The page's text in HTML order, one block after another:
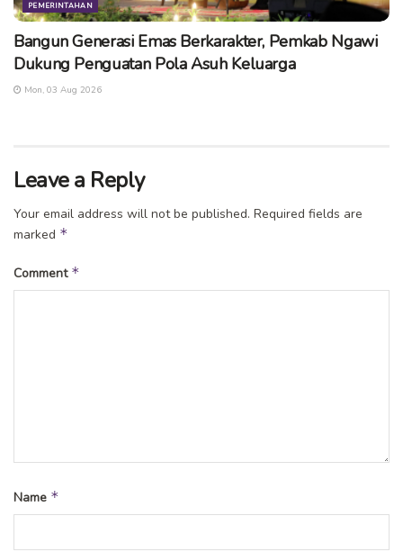
PEMERINTAHAN
Bangun Generasi Emas Berkarakter, Pemkab Ngawi
Dukung Penguatan Pola Asuh Keluarga
Mon, 03 Aug 2026
Leave a Reply
Your email address will not be published. Required fields are
marked *
Comment *
Name *